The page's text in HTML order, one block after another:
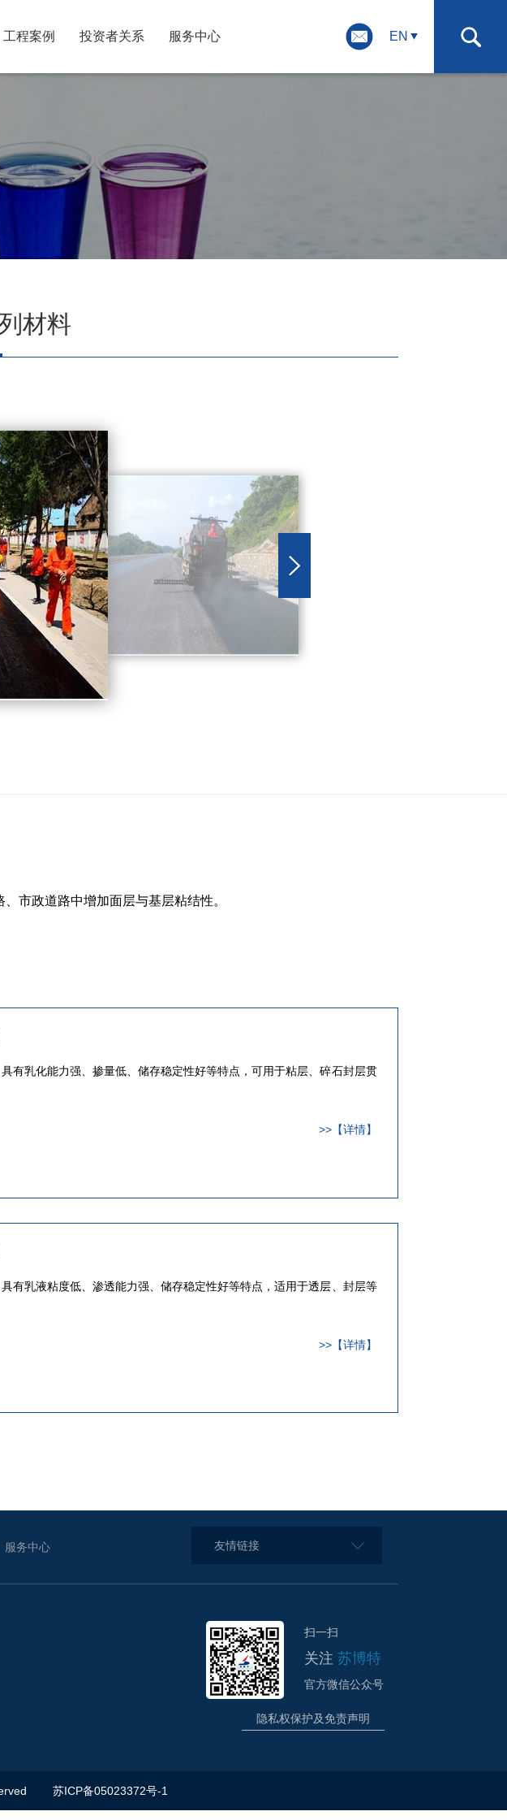
工程案例 投资者关系 服务中心 EN
材料
市政道路中增加面层与基层粘结性。
有乳化能力强、掺量低、储存稳定性好等特点，可用于粘层、碎石封层贯
>>【详情】
有乳液粘度低、渗透能力强、储存稳定性好等特点，适用于透层、封层等
>>【详情】
服务中心 友情链接
扫一扫
关注 苏博特
官方微信公众号
隐私权保护及免责声明
苏ICP备05023372号-1